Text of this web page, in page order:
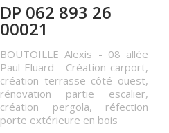
DP 062 893 26
00021
BOUTOILLE Alexis - 08 allée
Paul Eluard - Création carport,
création terrasse côté ouest,
rénovation partie escalier,
création pergola, réfection
porte extérieure en bois